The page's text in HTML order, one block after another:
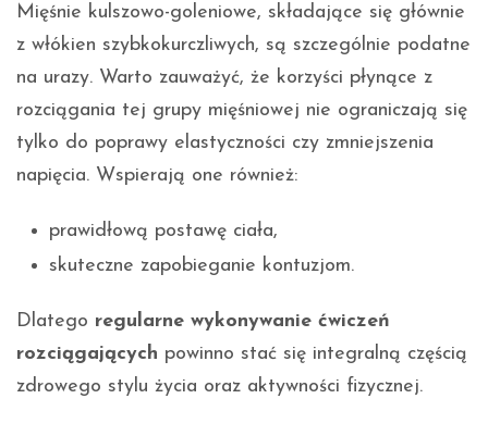
Mięśnie kulszowo-goleniowe, składające się głównie
z włókien szybkokurczliwych, są szczególnie podatne
na urazy. Warto zauważyć, że korzyści płynące z
rozciągania tej grupy mięśniowej nie ograniczają się
tylko do poprawy elastyczności czy zmniejszenia
napięcia. Wspierają one również:
prawidłową postawę ciała,
skuteczne zapobieganie kontuzjom.
Dlatego regularne wykonywanie ćwiczeń
rozciągających powinno stać się integralną częścią
zdrowego stylu życia oraz aktywności fizycznej.